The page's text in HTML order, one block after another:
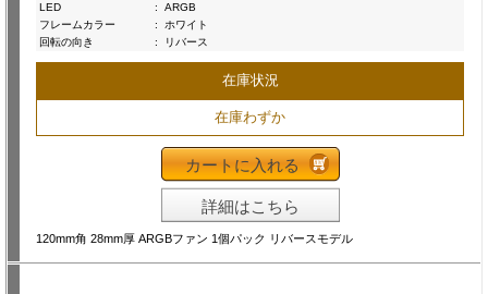
LED
:
ARGB
フレームカラー
:
ホワイト
回転の向き
: リバース
在庫状況
在庫わずか
カートに入れる
詳細はこちら
120mm角 28mm厚 ARGBファン 1個パック リバースモデル